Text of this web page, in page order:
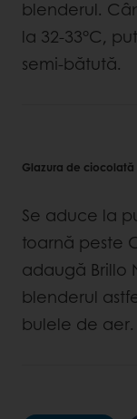
blenderul.
la 32-33°C,
semi-bătută.
Glazura de ciocolată
Se aduce la
toarnă peste
adaugă Brillo
blenderul
bulele de aer.